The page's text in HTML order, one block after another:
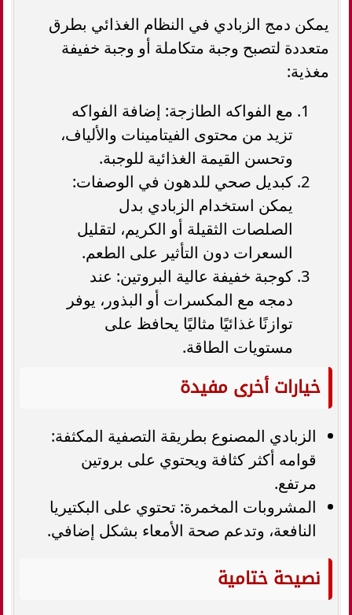
يمكن دمج الزبادي في النظام الغذائي بطرق
متعددة لتصبح وجبة متكاملة أو وجبة خفيفة
مغذية:
مع الفواكه الطازجة: إضافة الفواكه
تزيد من محتوى الفيتامينات والألياف،
وتحسن القيمة الغذائية للوجبة.
كبديل صحي للدهون في الوصفات:
يمكن استخدام الزبادي بدل
الصلصات الثقيلة أو الكريم، لتقليل
السعرات دون التأثير على الطعم.
كوجبة خفيفة عالية البروتين: عند
دمجه مع المكسرات أو البذور، يوفر
توازنًا غذائيًا مثاليًا يحافظ على
مستويات الطاقة.
خيارات أخرى مفيدة
الزبادي المصنوع بطريقة التصفية المكثفة:
قوامه أكثر كثافة ويحتوي على بروتين
مرتفع.
المشروبات المخمرة: تحتوي على البكتيريا
النافعة، وتدعم صحة الأمعاء بشكل إضافي.
نصيحة ختامية